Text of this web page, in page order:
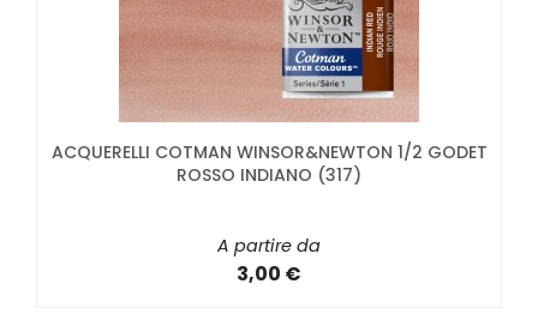
ACQUERELLI COTMAN WINSOR&NEWTON 1/2 GODET
ROSSO INDIANO (317)
A partire da
3,00 €